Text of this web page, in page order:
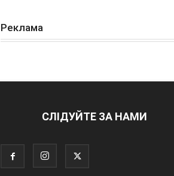
Реклама
СЛІДУЙТЕ ЗА НАМИ